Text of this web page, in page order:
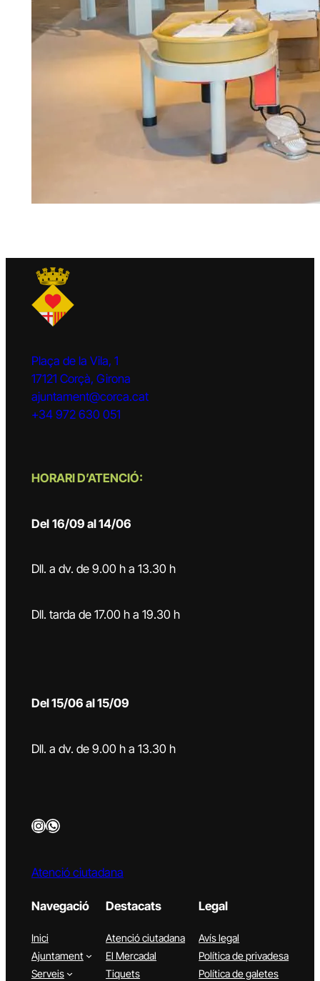
Plaça de la Vila, 1
17121 Corçà, Girona
ajuntament@corca.cat
+34 972 630 051
HORARI D’ATENCIÓ:
Del 16/09 al 14/06
Dll. a dv. de 9.00 h a 13.30 h
Dll. tarda de 17.00 h a 19.30 h
Del 15/06 al 15/09
Dll. a dv. de 9.00 h a 13.30 h
InstagramWhatsApp
Atenció ciutadana
Navegació
Inici
Ajuntament
Serveis
Destacats
Atenció ciutadana
El Mercadal
Tiquets
Legal
Avís legal
Política de privadesa
Política de galetes